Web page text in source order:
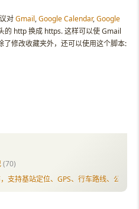
对Gmail,Google Calendar,Google
的 http 换成 https. 这样可以使 Gmail
修改收藏夹外，还可以使用这个脚本:
(70)
支持基站定位、GPS、行车路线、公交查